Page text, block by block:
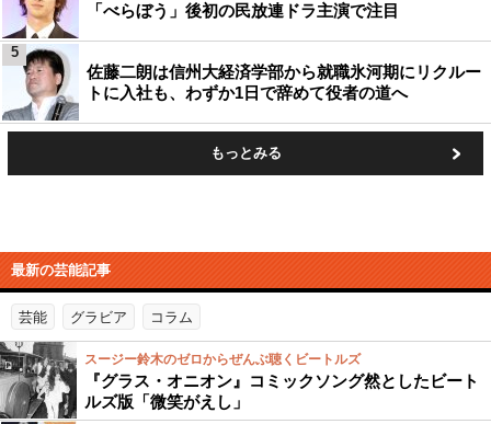
「べらぼう」後初の民放連ドラ主演で注目
佐藤二朗は信州大経済学部から就職氷河期にリクルー
トに入社も、わずか1日で辞めて役者の道へ
5
もっとみる
最新の芸能記事
芸能 グラビア コラム
スージー鈴木のゼロからぜんぶ聴くビートルズ
『グラス・オニオン』コミックソング然としたビート
ルズ版「微笑がえし」